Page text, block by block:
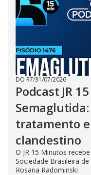
DO R7/31/07/2026
Podcast JR
tratamento
clandestino
O JR 15 Minutos
Sociedade Brasileira
Rosana Radominski